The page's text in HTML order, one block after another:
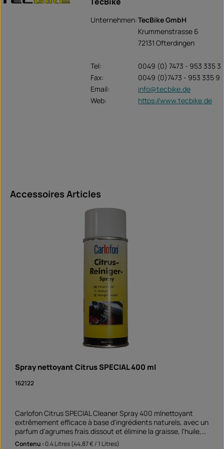
Unternehmen:TecBike GmbH
Krummenstrasse 6
72131 Ofterdingen
Tel:
0049 (0) 7473 - 953 335 3
Fax:
0049 (0)7473 - 953 335 9
Email:
info@tecbike.de
Web:
https://www.tecbike.de
Ignorer la galerie de produits
Accessoires Articles
Spray nettoyant Citrus SPECIAL 400 ml
162122
Carlofon Citrus SPECIAL Cleaner Spray 400 mlnettoyant
extrêmement efficace à base d'ingrédients naturels, avec un
parfum d'agrumes frais.dissout et élimine la graisse, l'huile,
les adhésifs, la résine, le goudron et l'encre convient aux
Contenu : 0.4 Litres(44,87 € / 1 Litres)